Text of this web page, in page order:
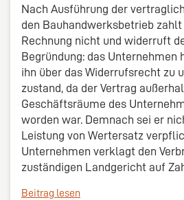
Nach Ausführung der
den Bauhandwerksbetrieb zahlt
Rechnung nicht und widerruft
Begründung: das Unternehmen
ihn über das Widerrufsrecht zu
zustand, da der Vertrag
Geschäftsräume des
worden war. Demnach sei er
Leistung von Wertersatz
Unternehmen verklagt den
zuständigen Landgericht auf
Beitrag lesen